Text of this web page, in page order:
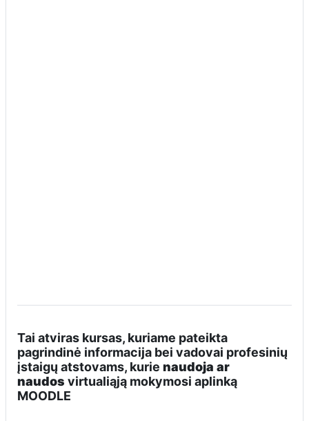
Tai atviras kursas, kuriame pateikta
pagrindinė informacija bei vadovai profesinių
įstaigų atstovams, kurie naudoja ar
naudos virtualiąją mokymosi aplinką
MOODLE